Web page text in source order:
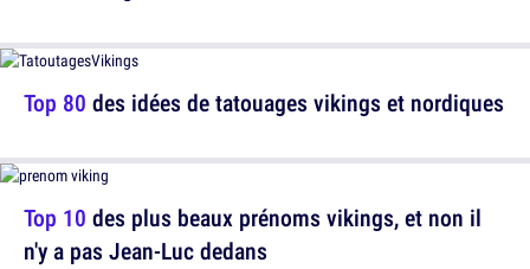
Top 80 des idées de tatouages vikings et nordiques
Top 10 des plus beaux prénoms vikings, et non il
n'y a pas Jean-Luc dedans